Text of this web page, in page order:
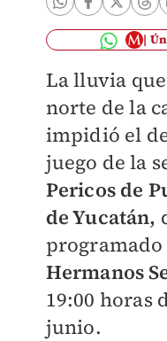
La lluvia
norte de la
impidió el
juego de la
Pericos de
de Yucatán,
programado
Hermanos
19:00 horas
junio.